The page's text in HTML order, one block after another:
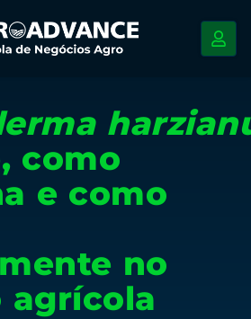
como
e como
no
agrícola